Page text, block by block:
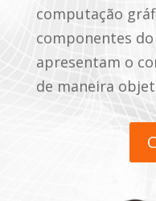
computação
componentes
apresentam o
de maneira